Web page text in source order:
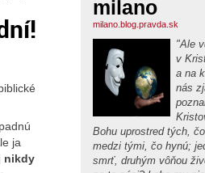
ja
nikdy
milano
milano.blog.pravda.sk
"Ale
v
a na
nás
Bohu uprostred tých,
medzi tými, čo hynú;
smrť, druhým vôňou